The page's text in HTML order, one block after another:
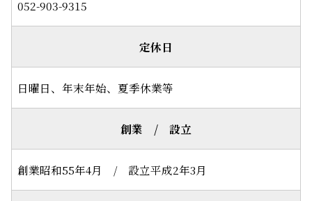
052-903-9315
定休日
日曜日、年末年始、夏季休業等
創業 / 設立
創業昭和55年4月 / 設立平成2年3月